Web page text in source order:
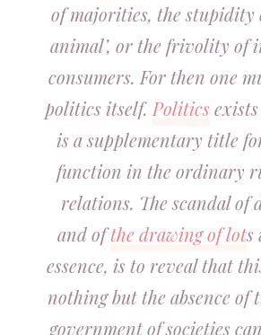
of majorities, the stupidity
animal’, or the frivolity of
consumers. For then one
politics itself. Politics
is a supplementary title
function in the ordinary
relations. The scandal of
and ofthe drawing of lots
essence, is to reveal that
nothing but the absence of
government of societies